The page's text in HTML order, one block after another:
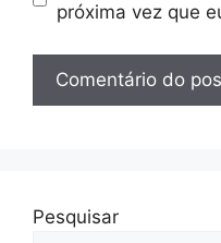
próxima vez que
Pesquisar